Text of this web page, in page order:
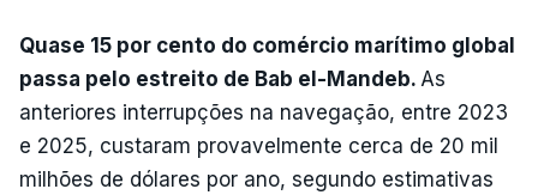
Quase 15 por cento do comércio marítimo global
passa pelo estreito de Bab el-Mandeb. As
anteriores interrupções na navegação, entre 2023
e 2025, custaram provavelmente cerca de 20 mil
milhões de dólares por ano, segundo estimativas